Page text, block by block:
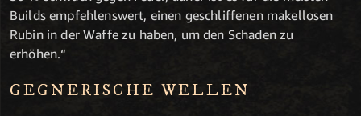
Builds empfehlenswert, einen geschliffenen makellosen
Rubin in der Waffe zu haben, um den Schaden zu
erhöhen.“
GEGNERISCHE WELLEN